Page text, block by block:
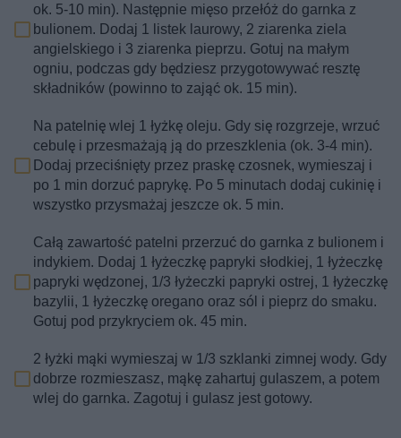
ok. 5-10 min). Następnie mięso przełóż do garnka z
bulionem. Dodaj 1 listek laurowy, 2 ziarenka ziela
angielskiego i 3 ziarenka pieprzu. Gotuj na małym
ogniu, podczas gdy będziesz przygotowywać resztę
składników (powinno to zająć ok. 15 min).
Na patelnię wlej 1 łyżkę oleju. Gdy się rozgrzeje, wrzuć
cebulę i przesmażają ją do przeszklenia (ok. 3-4 min).
Dodaj przeciśnięty przez praskę czosnek, wymieszaj i
po 1 min dorzuć paprykę. Po 5 minutach dodaj cukinię i
wszystko przysmażaj jeszcze ok. 5 min.
Całą zawartość patelni przerzuć do garnka z bulionem i
indykiem. Dodaj 1 łyżeczkę papryki słodkiej, 1 łyżeczkę
papryki wędzonej, 1/3 łyżeczki papryki ostrej, 1 łyżeczkę
bazylii, 1 łyżeczkę oregano oraz sól i pieprz do smaku.
Gotuj pod przykryciem ok. 45 min.
2 łyżki mąki wymieszaj w 1/3 szklanki zimnej wody. Gdy
dobrze rozmieszasz, mąkę zahartuj gulaszem, a potem
wlej do garnka. Zagotuj i gulasz jest gotowy.